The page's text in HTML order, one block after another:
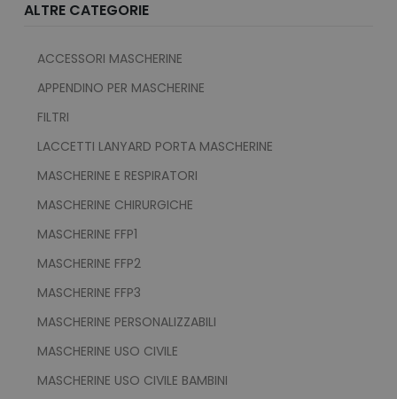
ALTRE CATEGORIE
ACCESSORI MASCHERINE
APPENDINO PER MASCHERINE
FILTRI
LACCETTI LANYARD PORTA MASCHERINE
MASCHERINE E RESPIRATORI
MASCHERINE CHIRURGICHE
MASCHERINE FFP1
MASCHERINE FFP2
MASCHERINE FFP3
MASCHERINE PERSONALIZZABILI
MASCHERINE USO CIVILE
MASCHERINE USO CIVILE BAMBINI